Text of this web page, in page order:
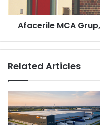
Afacerile MCA
Related Articles